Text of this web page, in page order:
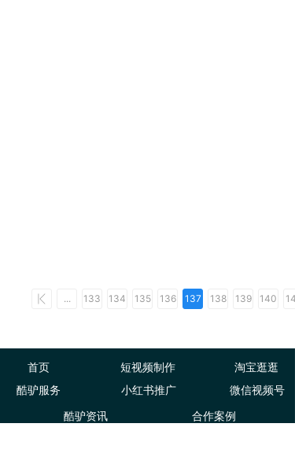
... 133 134 135 136 137 138 139 140 141
短视频制作
首页
酷驴资讯
小红书推广
酷驴服务
合作案例
淘宝逛逛
微信视频号